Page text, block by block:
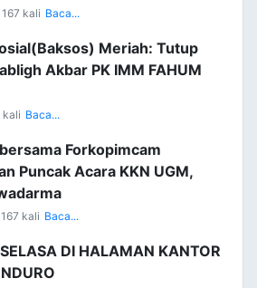
167 kali Baca...
Meriah: Tutup
Akbar PK IMM FAHUM
kali Baca...
Forkopimcam
Puncak Acara KKN UGM,
167 kali Baca...
DI HALAMAN KANTOR